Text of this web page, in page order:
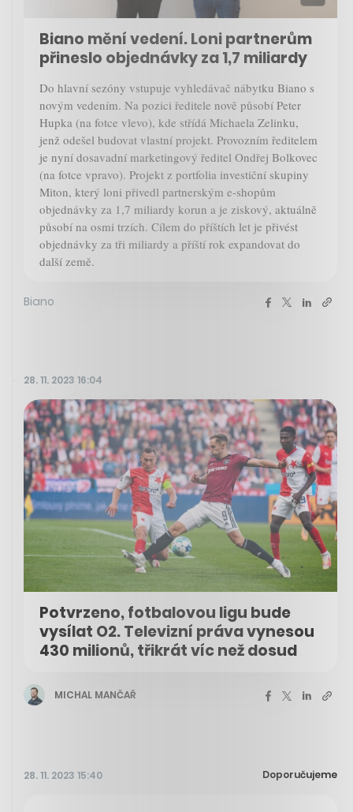
Biano mění vedení. Loni partnerům
přineslo objednávky za 1,7 miliardy
Do hlavní sezóny vstupuje vyhledávač nábytku Biano s
novým vedením. Na pozici ředitele nově působí Peter
Hupka (na fotce vlevo), kde střídá Michaela Zelinku,
jenž odešel budovat vlastní projekt. Provozním ředitelem
je nyní dosavadní marketingový ředitel Ondřej Bolkovec
(na fotce vpravo). Projekt z portfolia investiční skupiny
Miton, který loni přivedl partnerským e-shopům
objednávky za 1,7 miliardy korun a je ziskový, aktuálně
působí na osmi trzích. Cílem do příštích let je přivést
objednávky za tři miliardy a příští rok expandovat do
další země.
Biano
28. 11. 2023 16:04
Potvrzeno, fotbalovou ligu bude
vysílat O2. Televizní práva vynesou
430 milionů, třikrát víc než dosud
MICHAL MANČAŘ
28. 11. 2023 15:40 Doporučujeme